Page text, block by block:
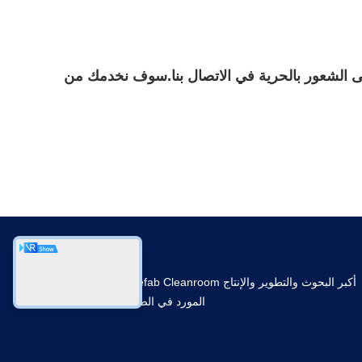
الشعور بالحرية في الاتصال بنا.سوف نخدمك من
أكبر البحوث والتطوير والإنتاج Prefab Cleanroom
المورد في الصين